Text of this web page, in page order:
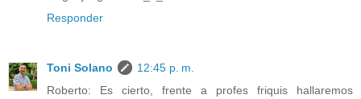
Responder
Toni Solano
12:45 p. m.
Roberto: Es cierto, frente a profes friquis hallaremos